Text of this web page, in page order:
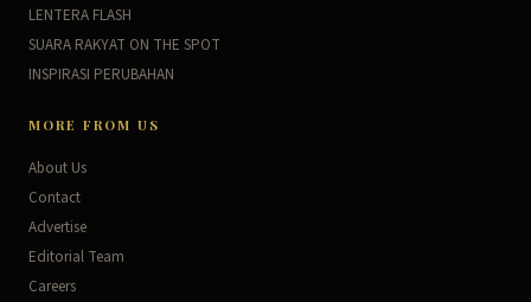
LENTERA FLASH
SUARA RAKYAT ON THE SPOT
INSPIRASI PERUBAHAN
MORE FROM US
About Us
Contact
Advertise
Editorial Team
Careers